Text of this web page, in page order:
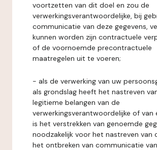
voortzetten van dit doel en zou de
verwerkingsverantwoordelijke, bij
communicatie van deze gegevens,
kunnen worden zijn contractuele
of de voornoemde precontractuele
maatregelen uit te voeren;
- als de verwerking van uw
als grondslag heeft het nastreven
legitieme belangen van de
verwerkingsverantwoordelijke of van
is het verstrekken van genoemde
noodzakelijk voor het nastreven van
het ontbreken van communicatie